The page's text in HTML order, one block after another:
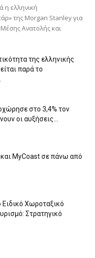
η ελληνική
της Morgan Stanley για
Ανατολής και
της ελληνικής
παρά το
στο 3,4% τον
οι αυξήσεις...
MyCoast σε πάνω από
Χωροταξικό
Στρατηγικό